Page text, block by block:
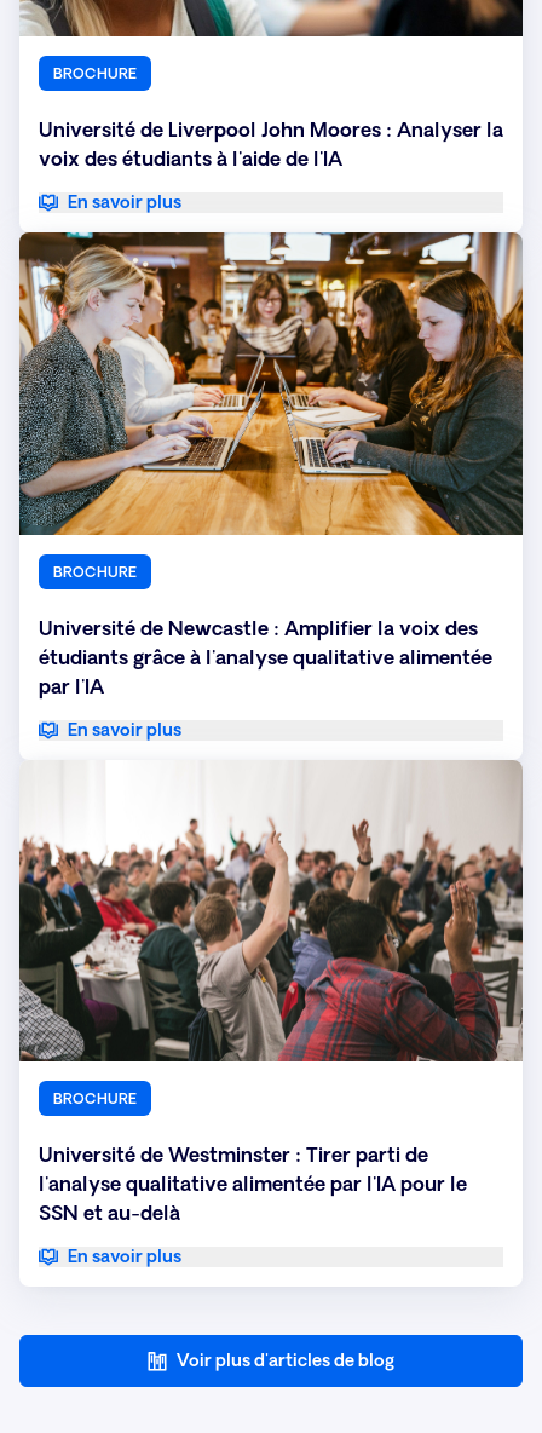
BROCHURE
Université de Liverpool John Moores : Analyser la
voix des étudiants à l'aide de l'IA
En savoir plus
BROCHURE
Université de Newcastle : Amplifier la voix des
étudiants grâce à l'analyse qualitative alimentée
par l'IA
En savoir plus
BROCHURE
Université de Westminster : Tirer parti de
l'analyse qualitative alimentée par l'IA pour le
SSN et au-delà
En savoir plus
Voir plus d'articles de blog